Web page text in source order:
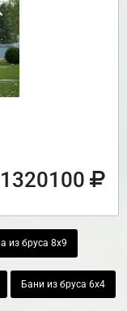
из бруса 8х9
Бани из бруса 6х4